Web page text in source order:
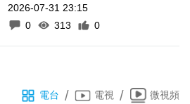
2026-07-31 23:15
0
313 0
電台 / 電視 / 微視頻